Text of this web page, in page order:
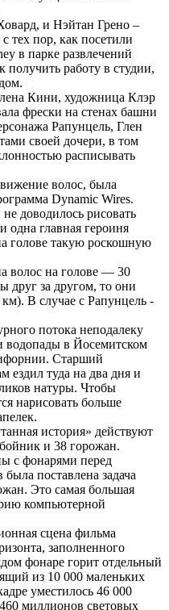
и Нэйтан Грено –
тех пор, как посетили
в парке развлечений
получить работу в студии,
Кини, художница Клэр
фрески на стенах башни
Рапунцель, Глен
своей дочери, в том
расписывать
волос, была
Dynamic Wires.
доводилось рисовать
одна главная героиня
голове такую роскошную
волос на голове — 30
друг за другом, то они
В случае с Рапунцель -
потока неподалеку
водопады в Йосемитском
Старший
ездил туда на два дня и
натуры. Чтобы
нарисовать больше
история» действуют
и 38 горожан.
с фонарями перед
поставлена задача
Это самая большая
компьютерной
сцена фильма
заполненного
фонаре горит отдельный
из 10 000 маленьких
уместилось 46 000
миллионов световых